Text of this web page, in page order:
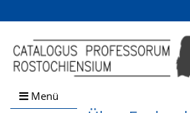
Browsen
direkt zum Inhalt
Menü